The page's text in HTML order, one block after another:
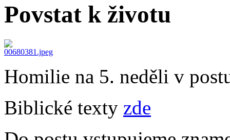
Povstat k životu
Homilie na 5. neděli v
Biblické texty zde